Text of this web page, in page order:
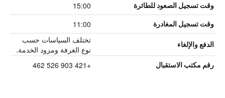
وقت تسجيل الصعود للطائرة 15:00
وقت تسجيل المغادرة 11:00
الدفع والإلغاء
تختلف السياسات حسب
نوع الغرفة ومزود الخدمة.
رقم مكتب الاستقبال +421 903 526 462